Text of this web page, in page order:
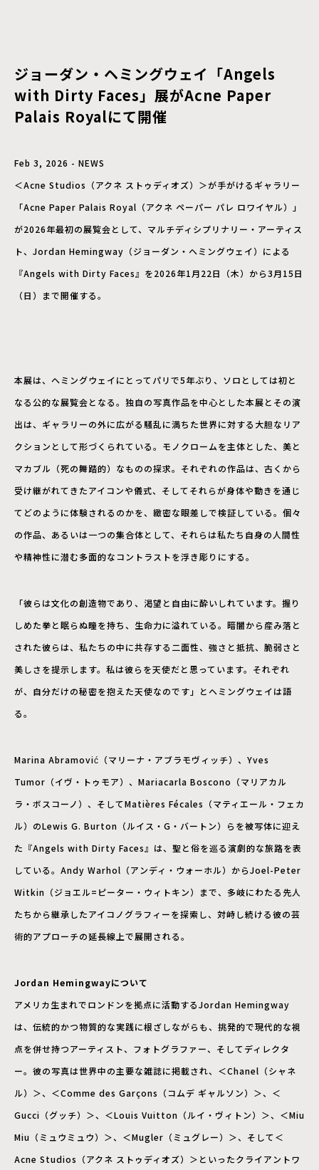
ジョーダン・ヘミングウェイ「Angels
with Dirty Faces」展がAcne Paper
Palais Royalにて開催
Feb 3, 2026 - NEWS
＜Acne Studios（アクネ ストゥディオズ）＞が手がけるギャラリー
「Acne Paper Palais Royal（アクネ ペーパー パレ ロワイヤル）」
が2026年最初の展覧会として、マルチディシプリナリー・アーティス
ト、Jordan Hemingway（ジョーダン・ヘミングウェイ）による
『Angels with Dirty Faces』を2026年1月22日（木）から3月15日
（日）まで開催する。
本展は、ヘミングウェイにとってパリで5年ぶり、ソロとしては初と
なる公的な展覧会となる。独自の写真作品を中心とした本展とその演
出は、ギャラリーの外に広がる騒乱に満ちた世界に対する大胆なリア
クションとして形づくられている。モノクロームを主体とした、美と
マカブル（死の舞踏的）なものの探求。それぞれの作品は、古くから
受け継がれてきたアイコンや儀式、そしてそれらが身体や動きを通じ
てどのように体験されるのかを、緻密な眼差しで検証している。個々
の作品、あるいは一つの集合体として、それらは私たち自身の人間性
や精神性に潜む多面的なコントラストを浮き彫りにする。
「彼らは文化の創造物であり、渇望と自由に酔いしれています。握り
しめた拳と眠らぬ瞳を持ち、生命力に溢れている。暗闇から産み落と
された彼らは、私たちの中に共存する二面性、強さと抵抗、脆弱さと
美しさを提示します。私は彼らを天使だと思っています。それぞれ
が、自分だけの秘密を抱えた天使なのです」とヘミングウェイは語
る。
Marina Abramović（マリーナ・アブラモヴィッチ）、Yves
Tumor（イヴ・トゥモア）、Mariacarla Boscono（マリアカル
ラ・ボスコーノ）、そしてMatières Fécales（マティエール・フェカ
ル）のLewis G. Burton（ルイス・G・バートン）らを被写体に迎え
た『Angels with Dirty Faces』は、聖と俗を巡る演劇的な旅路を表
している。Andy Warhol（アンディ・ウォーホル）からJoel-Peter
Witkin（ジョエル=ピーター・ウィトキン）まで、多岐にわたる先人
たちから継承したアイコノグラフィーを探索し、対峙し続ける彼の芸
術的アプローチの延長線上で展開される。
Jordan Hemingwayについて
アメリカ生まれでロンドンを拠点に活動するJordan Hemingway
は、伝統的かつ物質的な実践に根ざしながらも、挑発的で現代的な視
点を併せ持つアーティスト、フォトグラファー、そしてディレクタ
ー。彼の写真は世界中の主要な雑誌に掲載され、＜Chanel（シャネ
ル）＞、＜Comme des Garçons（コムデ ギャルソン）＞、＜
Gucci（グッチ）＞、＜Louis Vuitton（ルイ・ヴィトン）＞、＜Miu
Miu（ミュウミュウ）＞、＜Mugler（ミュグレー）＞、そして＜
Acne Studios（アクネ ストゥディオズ）＞といったクライアントワ